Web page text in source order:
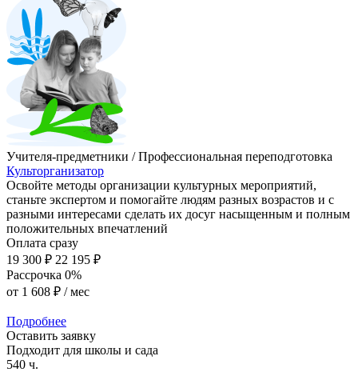
Учителя-предметники / Профессиональная переподготовка
Культорганизатор
Освойте методы организации культурных мероприятий,
станьте экспертом и помогайте людям разных возрастов и с
разными интересами сделать их досуг насыщенным и полным
положительных впечатлений
Оплата сразу
19 300 ₽ 22 195 ₽
Рассрочка 0%
от 1 608 ₽ / мес
Подробнее
Оставить заявку
Подходит для школы и сада
540 ч.